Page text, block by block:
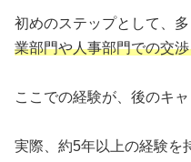
初めのステップとして、
業部門や人事部門での交
ここでの経験が、後のキ
実際、約5年以上の経験を